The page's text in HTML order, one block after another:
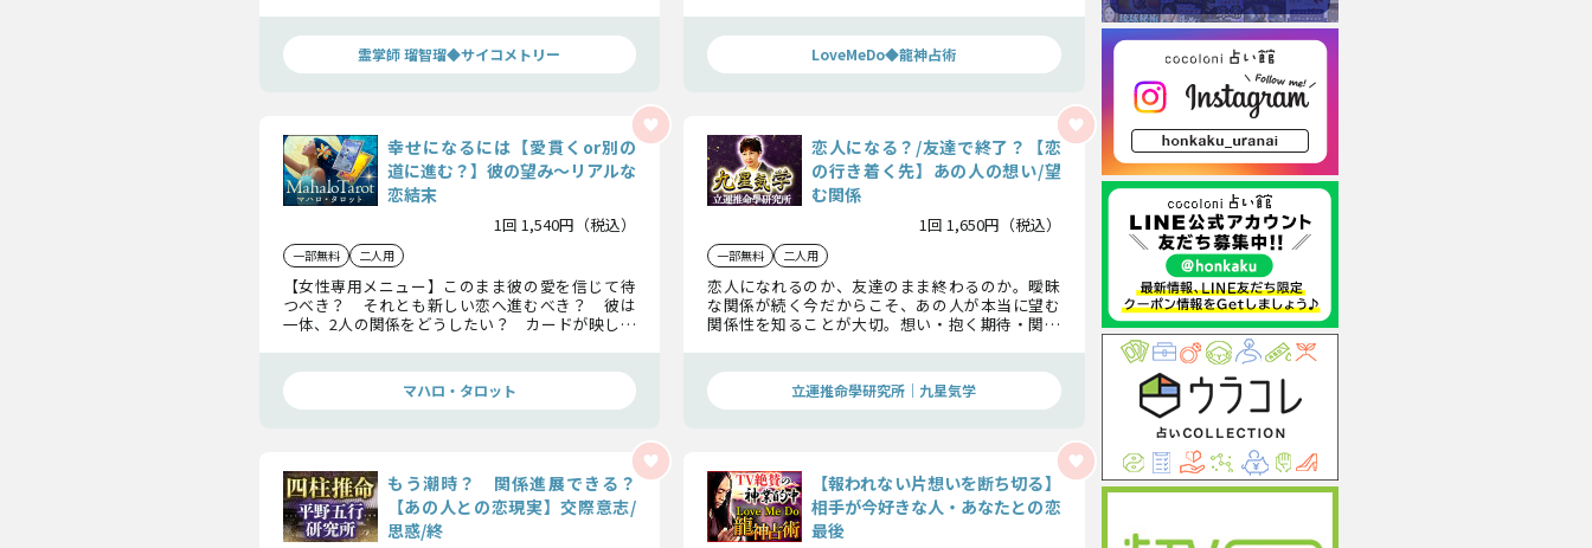
霊掌師 瑠智瑠◆サイコメトリー LoveMeDo◆龍神占術
幸せになるには【愛貫くor別の
道に進む？】彼の望み〜リアルな
恋結末
1回 1,540円（税込）
一部無料 二人用
【女性専用メニュー】このまま彼の愛を信じて待
つべき？ それとも新しい恋へ進むべき？ 彼は
一体、2人の関係をどうしたい？ カードが映し出
う。
マハロ・タロット
恋人になる？/友達で終了？【恋
の行き着く先】あの人の想い/望
む関係
1回 1,650円（税込）
一部無料 二人用
恋人になれるのか、友達のまま終わるのか。曖昧
な関係が続く今だからこそ、あの人が本当に望む
関係性を知ることが大切。想い・抱く期待・関係
立運推命學研究所｜九星気学
もう潮時？ 関係進展できる？
【あの人との恋現実】交際意志/
思惑/終
【報われない片想いを断ち切る】
相手が今好きな人・あなたとの恋
最後